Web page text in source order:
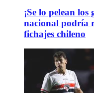
¡Se lo pelean los
nacional podría
fichajes chileno